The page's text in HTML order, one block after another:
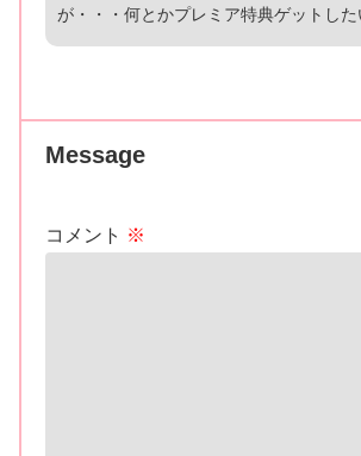
が・・・何とかプレミア特典ゲットした
Message
コメント ※